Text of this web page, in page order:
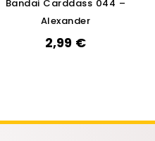
Bandai Carddass 044 –
Alexander
2,99 €